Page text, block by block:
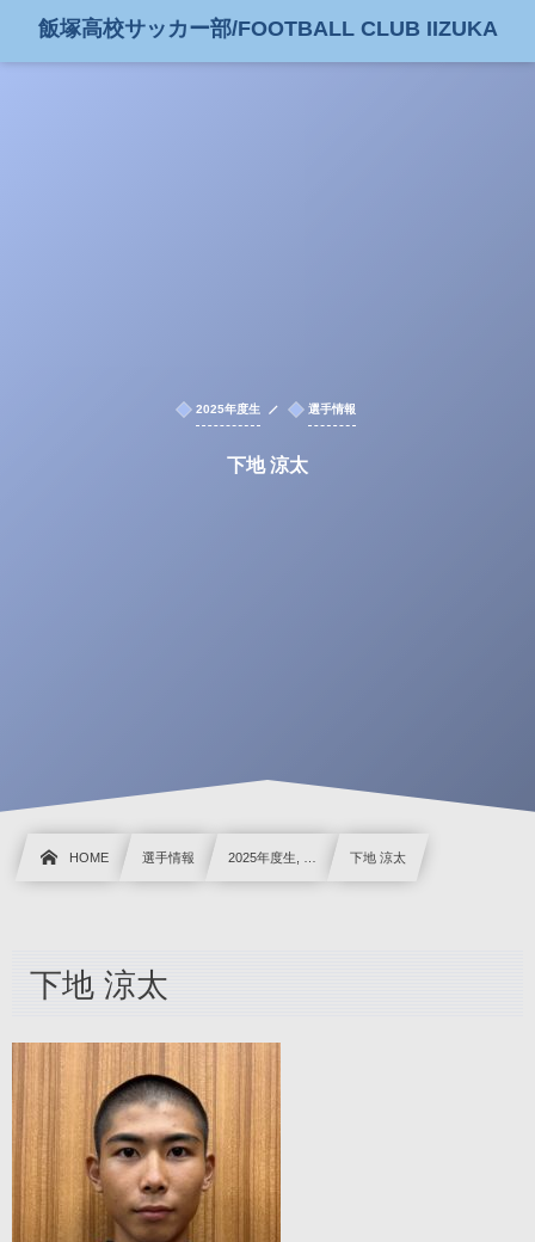
飯塚高校サッカー部/FOOTBALL CLUB IIZUKA
2025年度生 選手情報
下地 涼太
HOME 選手情報 2025年度生, … 下地 涼太
下地 涼太